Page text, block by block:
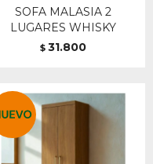
SOFA MALASIA 2
LUGARES WHISKY
$ 31.800